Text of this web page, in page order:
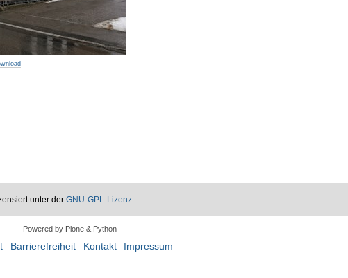
unter derGNU-GPL-Lizenz.
Powered by Plone & Python
Barrierefreiheit Kontakt Impressum